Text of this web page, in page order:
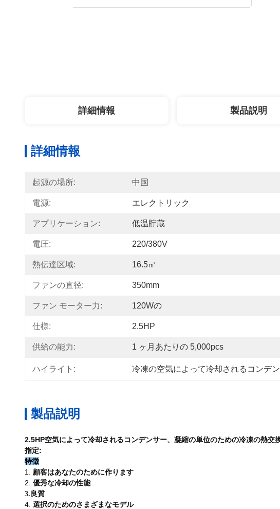
詳細情報 製品説明
詳細情報
起源の場所: 中国
電源: エレクトリック
アプリケーション: 低温貯蔵
電圧: 220/380V
熱伝達区域: 16.5㎡
ファンの直径: 350mm
ファン モーター力: 120Wの
仕様: 2.5HP
供給の能力: 1 ヶ月あたりの 5,000pcs
ハイライト: 冷凍の空気によって冷却されるコンデ
製品説明
2.5HP空気によって冷却されるコンデンサー、凝縮の単位のための冷凍の熱交
指定:
特徴
1. 顧客はあなたのために作ります
2. 優秀な冷却の性能
3.良質
4. 選択のためのさまざまなモデル